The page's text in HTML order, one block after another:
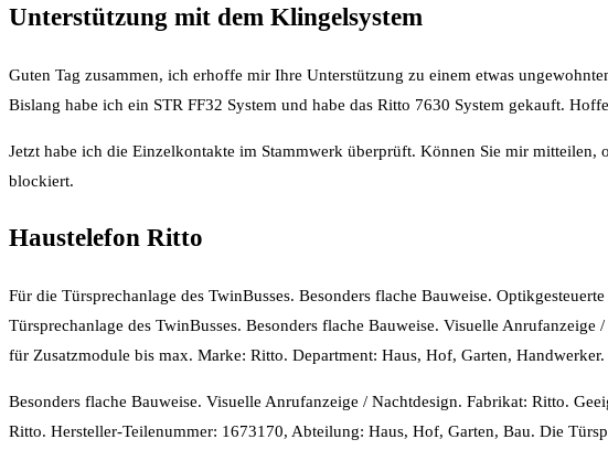
Unterstützung mit dem Klingelsystem
Guten Tag zusammen, ich erhoffe mir Ihre Unterstützung zu einem etwas
Bislang habe ich ein STR FF32 System und habe das Ritto 7630 System gekauft.
Jetzt habe ich die Einzelkontakte im Stammwerk überprüft. Können Sie mir mitteilen,
blockiert.
Haustelefon Ritto
Für die Türsprechanlage des TwinBusses. Besonders flache Bauweise.
Türsprechanlage des TwinBusses. Besonders flache Bauweise. Visuelle
für Zusatzmodule bis max. Marke: Ritto. Department: Haus, Hof, Garten, Handwerker.
Besonders flache Bauweise. Visuelle Anrufanzeige / Nachtdesign. Fabrikat: Ritto.
Ritto. Hersteller-Teilenummer: 1673170, Abteilung: Haus, Hof, Garten, Bau. Die